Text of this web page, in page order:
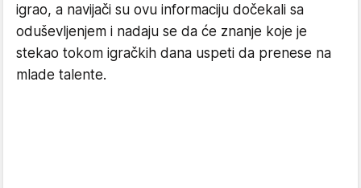
igrao, a navijači su ovu informaciju dočekali sa
oduševljenjem i nadaju se da će znanje koje je
stekao tokom igračkih dana uspeti da prenese na
mlade talente.